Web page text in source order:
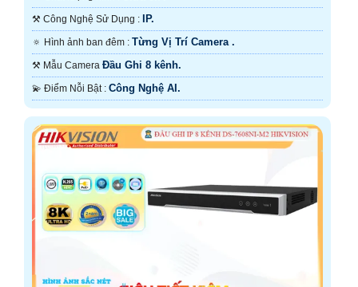
camera tích hợp micro thu âm sẽ mang lại hiệu quả cao.
⚒ Công Nghệ Sử Dụng : IP.
🔅 Hình ảnh ban đêm : Từng Vị Trí Camera .
⚒ Mẫu Camera Đầu Ghi 8 kênh.
️💫 Điểm Nỗi Bật : Công Nghệ AI.